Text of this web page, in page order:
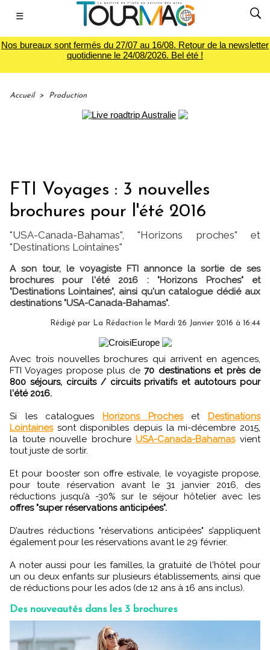
☰
Nos bureaux sont fermés du 27/07 au 16/08. Retour de la newsletter
quotidienne le 24/08/2026. Bel été !
Accueil > Production
FTI Voyages : 3 nouvelles
brochures pour l'été 2016
"USA-Canada-Bahamas", "Horizons proches" et
"Destinations Lointaines"
A son tour, le voyagiste FTI annonce la sortie de ses
brochures pour l'été 2016 : "Horizons Proches" et
"Destinations Lointaines", ainsi qu'un catalogue dédié aux
destinations "USA-Canada-Bahamas".
Rédigé par La Rédaction le Mardi 26 Janvier 2016 à 16:44
Avec trois nouvelles brochures qui arrivent en agences,
FTI Voyages propose plus de70 destinations et près de
800 séjours, circuits / circuits privatifs et autotours pour
l'été 2016.
Si les catalogues Horizons Procheset Destinations
Lointainessont disponibles depuis la mi-décembre 2015,
la toute nouvelle brochureUSA-Canada-Bahamasvient
tout juste de sortir.
Et pour booster son offre estivale, le voyagiste propose,
pour toute réservation avant le 31 janvier 2016, des
réductions jusqu’à -30% sur le séjour hôtelier avec les
offres "super réservations anticipées".
D’autres réductions "réservations anticipées" s’appliquent
également pour les réservations avant le 29 février.
A noter aussi pour les familles, la gratuité de l'hôtel pour
un ou deux enfants sur plusieurs établissements, ainsi que
de réductions pour les ados (de 12 ans à 16 ans inclus).
Des nouveautés dans les 3 brochures